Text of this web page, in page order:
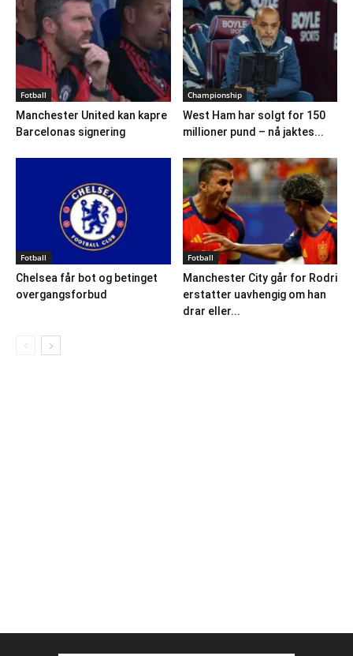
Fotball
Manchester United kan kapre
Barcelonas signering
Championship
West Ham har solgt for 150
millioner pund – nå jaktes...
Fotball
Chelsea får bot og betinget
overgangsforbud
Fotball
Manchester City går for Rodri
erstatter uavhengig om han
drar eller...